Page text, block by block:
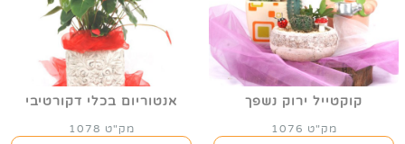
קוקטייל ירוק נשפך
מק"ט 1076
אנטוריום בכלי דקורטיבי
מק"ט 1078